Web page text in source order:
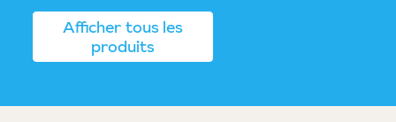
Afficher tous les
produits